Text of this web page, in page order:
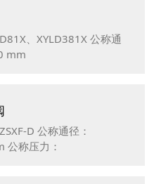
、XYLD381X 公称通
mm
D 公称通径：
公称压力：